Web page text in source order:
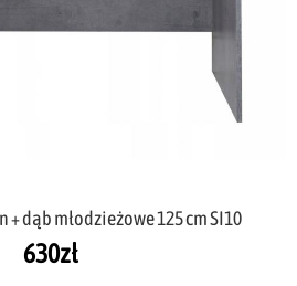
+ dąb młodzieżowe 125 cm SI10
630zł